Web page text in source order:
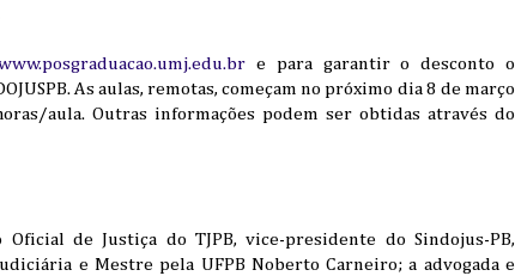
e para garantir o desconto o
As aulas, remotas, começam no próximo dia 8 de março
aula. Outras informações podem ser obtidas através do
de Justiça do TJPB, vice-presidente do Sindojus-PB,
e Mestre pela UFPB Noberto Carneiro; a advogada e